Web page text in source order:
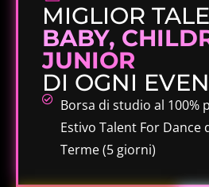
MIGLIOR
BABY,
JUNIOR
DI OGNI
Borsa di studio al 100%
Estivo Talent For Dance
Terme (5 giorni)